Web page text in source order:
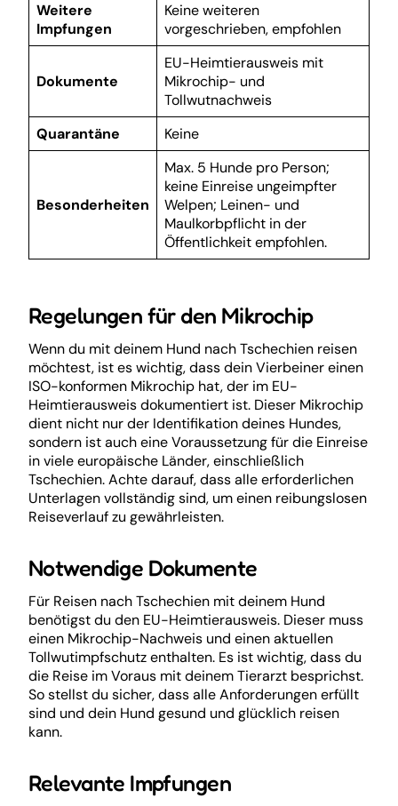
Weitere
Impfungen
Keine weiteren
vorgeschrieben, empfohlen
Dokumente
EU-Heimtierausweis mit
Mikrochip- und
Tollwutnachweis
Quarantäne
Keine
Besonderheiten
Max. 5 Hunde pro Person;
keine Einreise ungeimpfter
Welpen; Leinen- und
Maulkorbpflicht in der
Öffentlichkeit empfohlen.
Regelungen für den Mikrochip
Wenn du mit deinem Hund nach Tschechien reisen
möchtest, ist es wichtig, dass dein Vierbeiner einen
ISO-konformen Mikrochip hat, der im EU-
Heimtierausweis dokumentiert ist. Dieser Mikrochip
dient nicht nur der Identifikation deines Hundes,
sondern ist auch eine Voraussetzung für die Einreise
in viele europäische Länder, einschließlich
Tschechien. Achte darauf, dass alle erforderlichen
Unterlagen vollständig sind, um einen reibungslosen
Reiseverlauf zu gewährleisten.
Notwendige Dokumente
Für Reisen nach Tschechien mit deinem Hund
benötigst du den EU-Heimtierausweis. Dieser muss
einen Mikrochip-Nachweis und einen aktuellen
Tollwutimpfschutz enthalten. Es ist wichtig, dass du
die Reise im Voraus mit deinem Tierarzt besprichst.
So stellst du sicher, dass alle Anforderungen erfüllt
sind und dein Hund gesund und glücklich reisen
kann.
Relevante Impfungen